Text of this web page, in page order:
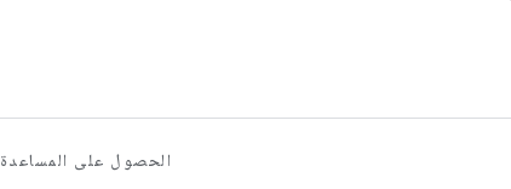
الحصول على المساعدة